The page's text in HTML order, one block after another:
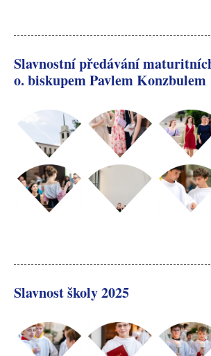
Slavnostní předávání
o. biskupem Pavlem Konzbulem
Slavnost školy 2025